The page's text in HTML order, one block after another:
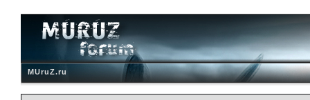
MUruZ.ru